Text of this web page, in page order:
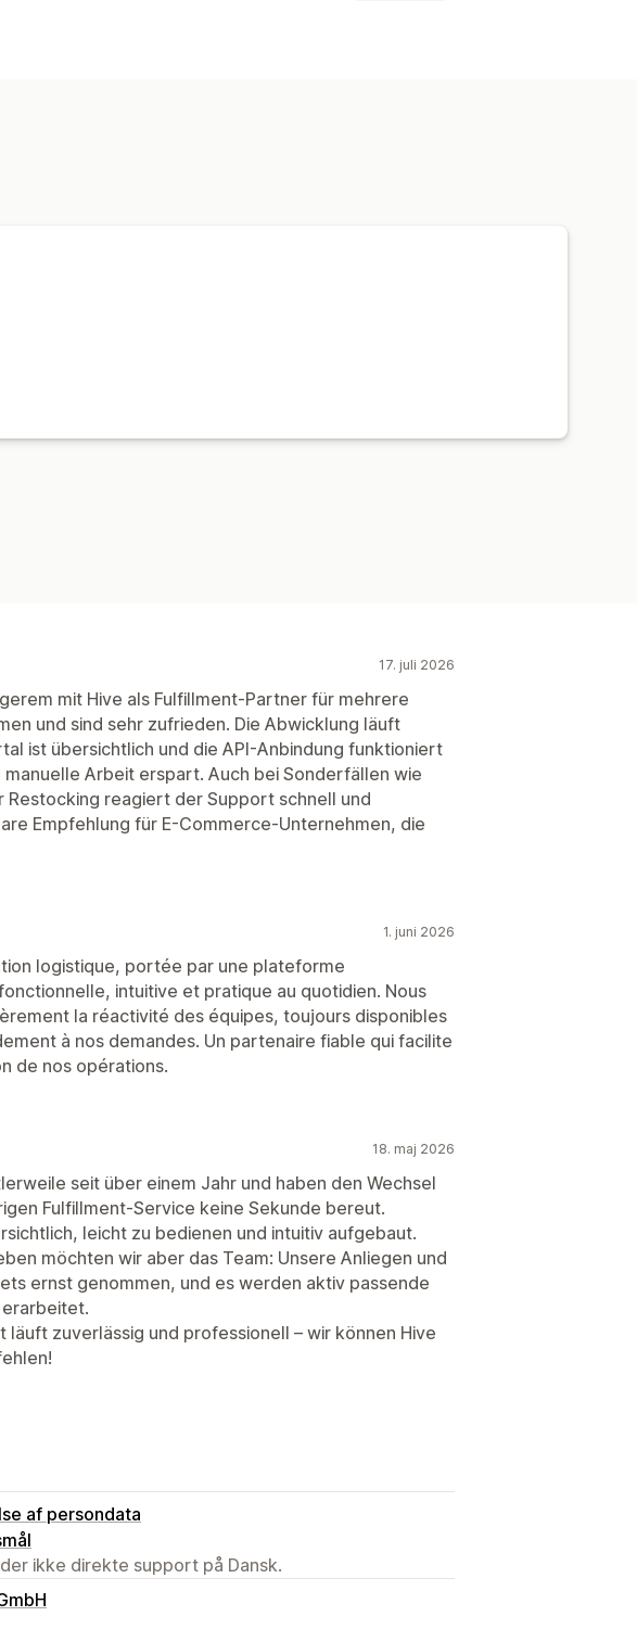
17. juli 2026
mit Hive als Fulfillment-Partner für mehrere
und sind sehr zufrieden. Die Abwicklung läuft
ist übersichtlich und die API-Anbindung funktioniert
manuelle Arbeit erspart. Auch bei Sonderfällen wie
Restocking reagiert der Support schnell und
Empfehlung für E-Commerce-Unternehmen, die
1. juni 2026
logistique, portée par une plateforme
intuitive et pratique au quotidien. Nous
la réactivité des équipes, toujours disponibles
à nos demandes. Un partenaire fiable qui facilite
de nos opérations.
18. maj 2026
seit über einem Jahr und haben den Wechsel
Fulfillment-Service keine Sekunde bereut.
leicht zu bedienen und intuitiv aufgebaut.
möchten wir aber das Team: Unsere Anliegen und
ernst genommen, und es werden aktiv passende
läuft zuverlässig und professionell – wir können Hive
af persondata
ikke direkte support på Dansk.